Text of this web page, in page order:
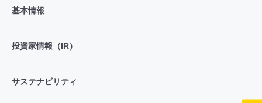
基本情報
投資家情報（IR）
サステナビリティ